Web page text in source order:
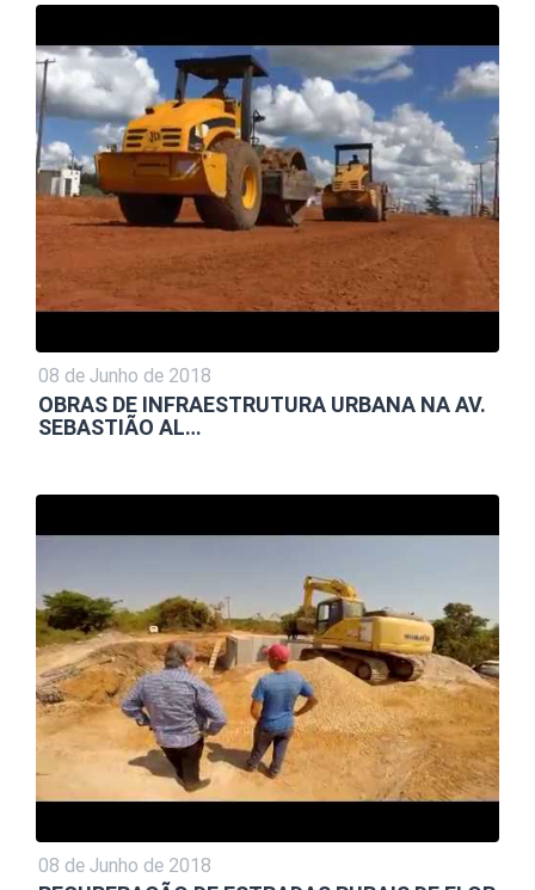
08 de Junho de 2018
OBRAS DE INFRAESTRUTURA URBANA NA AV.
SEBASTIÃO AL…
08 de Junho de 2018